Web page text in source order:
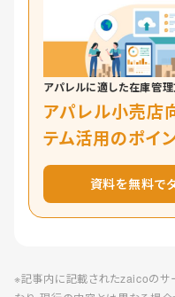
アパレルに適した在庫管理
アパレル小売店
テム活用のポイ
資料を無料で
※記事内に記載されたzaicoのサ